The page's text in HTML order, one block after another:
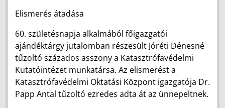
Elismerés átadása
60. születésnapja alkalmából főigazgatói
ajándéktárgy jutalomban részesült Jóréti Dénesné
tűzoltó százados asszony a Katasztrófavédelmi
Kutatóintézet munkatársa. Az elismerést a
Katasztrófavédelmi Oktatási Központ igazgatója Dr.
Papp Antal tűzoltó ezredes adta át az ünnepeltnek.